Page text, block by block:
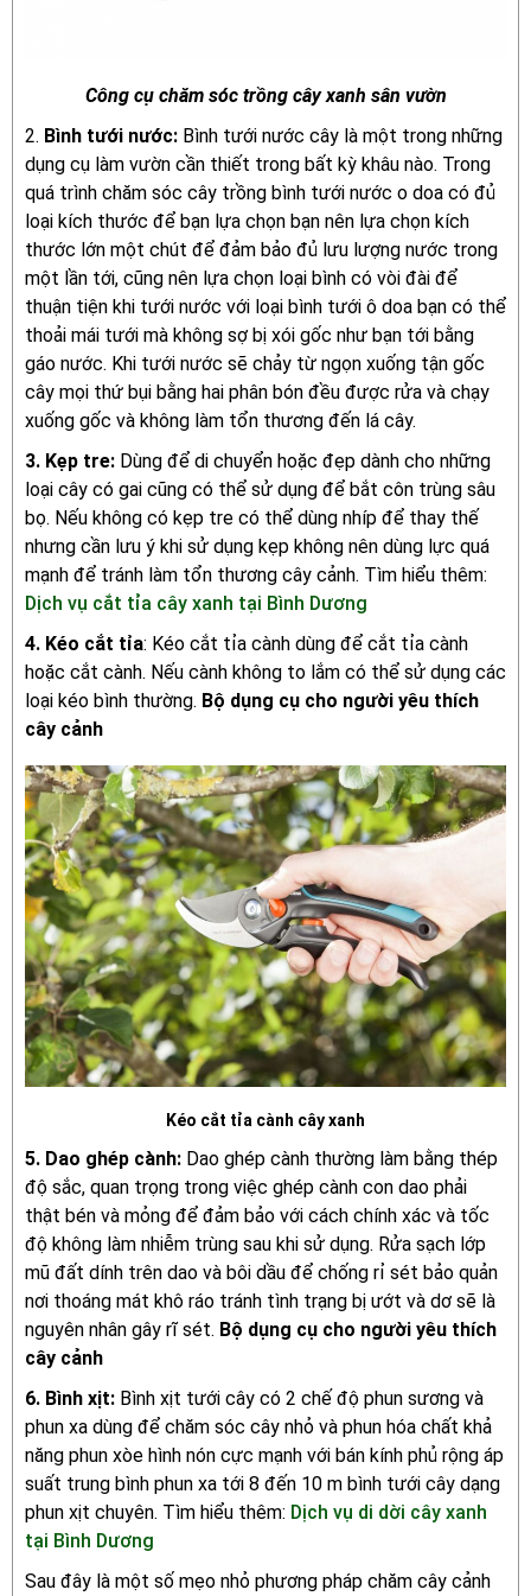
Công cụ chăm sóc trồng cây xanh sân vườn
2. Bình tưới nước: Bình tưới nước cây là một trong những
dụng cụ làm vườn cần thiết trong bất kỳ khâu nào. Trong
quá trình chăm sóc cây trồng bình tưới nước o doa có đủ
loại kích thước để bạn lựa chọn bạn nên lựa chọn kích
thước lớn một chút để đảm bảo đủ lưu lượng nước trong
một lần tới, cũng nên lựa chọn loại bình có vòi đài để
thuận tiện khi tưới nước với loại bình tưới ô doa bạn có thể
thoải mái tưới mà không sợ bị xói gốc như bạn tới bằng
gáo nước. Khi tưới nước sẽ chảy từ ngọn xuống tận gốc
cây mọi thứ bụi bằng hai phân bón đều được rửa và chạy
xuống gốc và không làm tổn thương đến lá cây.
3. Kẹp tre: Dùng để di chuyển hoặc đẹp dành cho những
loại cây có gai cũng có thể sử dụng để bắt côn trùng sâu
bọ. Nếu không có kẹp tre có thể dùng nhíp để thay thế
nhưng cần lưu ý khi sử dụng kẹp không nên dùng lực quá
mạnh để tránh làm tổn thương cây cảnh. Tìm hiểu thêm:
Dịch vụ cắt tỉa cây xanh tại Bình Dương
4. Kéo cắt tỉa: Kéo cắt tỉa cành dùng để cắt tỉa cành
hoặc cắt cành. Nếu cành không to lắm có thể sử dụng các
loại kéo bình thường. Bộ dụng cụ cho người yêu thích
cây cảnh
Kéo cắt tỉa cành cây xanh
5. Dao ghép cành: Dao ghép cành thường làm bằng thép
độ sắc, quan trọng trong việc ghép cành con dao phải
thật bén và mỏng để đảm bảo với cách chính xác và tốc
độ không làm nhiễm trùng sau khi sử dụng. Rửa sạch lớp
mũ đất dính trên dao và bôi dầu để chống rỉ sét bảo quản
nơi thoáng mát khô ráo tránh tình trạng bị ướt và dơ sẽ là
nguyên nhân gây rĩ sét. Bộ dụng cụ cho người yêu thích
cây cảnh
6. Bình xịt: Bình xịt tưới cây có 2 chế độ phun sương và
phun xa dùng để chăm sóc cây nhỏ và phun hóa chất khả
năng phun xòe hình nón cực mạnh với bán kính phủ rộng áp
suất trung bình phun xa tới 8 đến 10 m bình tưới cây dạng
phun xịt chuyên. Tìm hiểu thêm: Dịch vụ di dời cây xanh
tại Bình Dương
Sau đây là một số mẹo nhỏ phương pháp chăm cây cảnh